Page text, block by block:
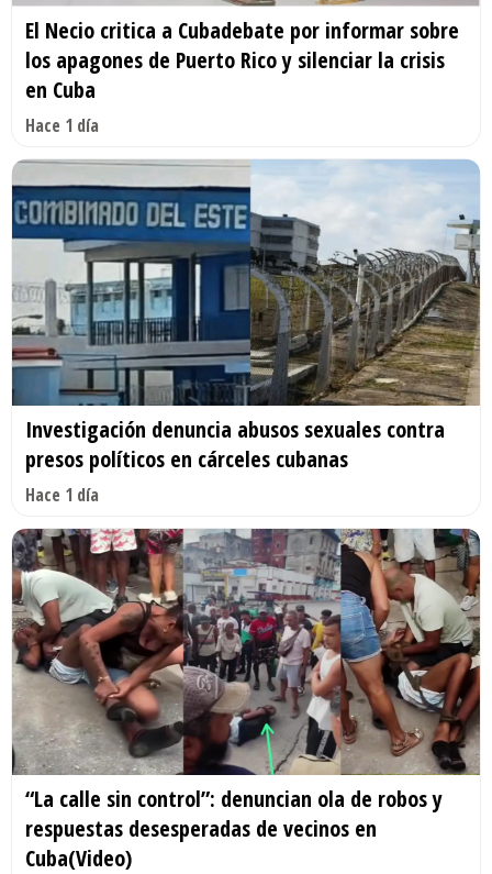
El Necio critica a Cubadebate por informar sobre
los apagones de Puerto Rico y silenciar la crisis
en Cuba
Hace 1 día
Investigación denuncia abusos sexuales contra
presos políticos en cárceles cubanas
Hace 1 día
“La calle sin control”: denuncian ola de robos y
respuestas desesperadas de vecinos en
Cuba(Video)